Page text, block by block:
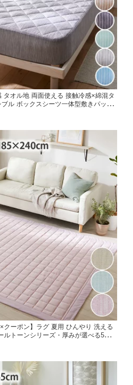
タオル地 両面使える 接触冷感×綿混タ
ル ボックスシーツ一体型敷きパッド
トレスカバー 敷き布団カバー 夏用 ひ
し nissen ニッセン
クーポン】ラグ 夏用 ひんやり 洗える
ルトーンシリーズ・厚みが選べる5m
感 接触冷感 暑さ対策 キルト 夏 涼し
ット 正方形 ニッセン nissen